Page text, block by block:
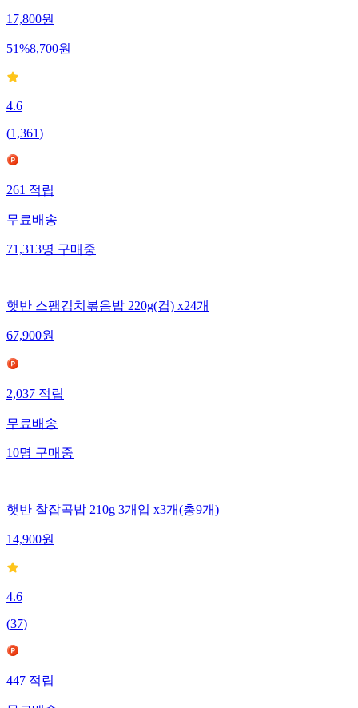
17,800원
51%8,700원
4.6
(1,361)
261적립
무료배송
71,313명구매중
햇반 스팸김치볶음밥 220g(컵) x24개
67,900원
2,037적립
무료배송
10명구매중
햇반 찰잡곡밥 210g 3개입 x3개(총9개)
14,900원
4.6
(37)
447적립